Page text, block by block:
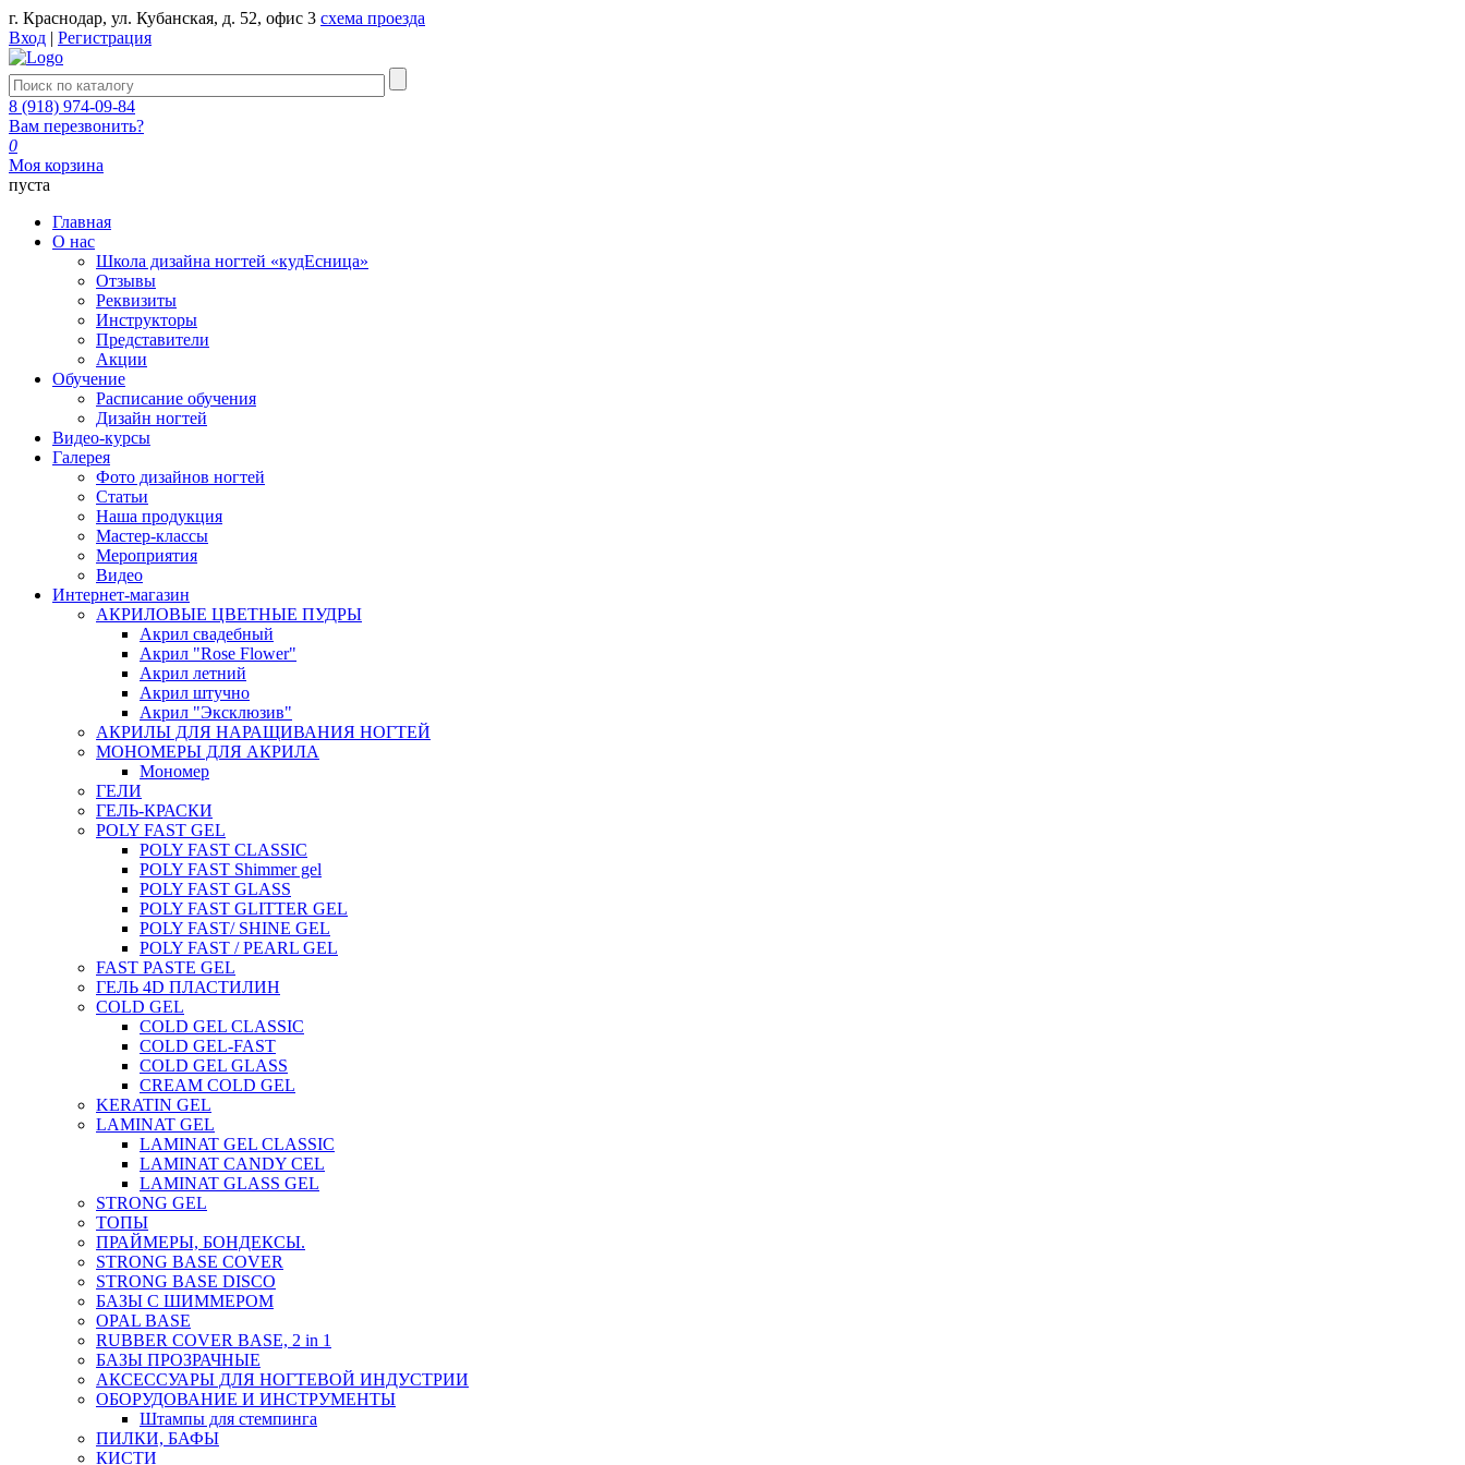
г. Краснодар, ул. Кубанская, д. 52, офис 3 схема проезда
Вход | Регистрация
8 (918) 974-09-84
Вам перезвонить?
0
Моя корзина
пуста
Главная
О нас
Школа дизайна ногтей «кудЕсница»
Отзывы
Реквизиты
Инструкторы
Представители
Акции
Обучение
Расписание обучения
Дизайн ногтей
Видео-курсы
Галерея
Фото дизайнов ногтей
Статьи
Наша продукция
Мастер-классы
Мероприятия
Видео
Интернет-магазин
АКРИЛОВЫЕ ЦВЕТНЫЕ ПУДРЫ
Акрил свадебный
Акрил "Rose Flower"
Акрил летний
Акрил штучно
Акрил "Эксклюзив"
АКРИЛЫ ДЛЯ НАРАЩИВАНИЯ НОГТЕЙ
МОНОМЕРЫ ДЛЯ АКРИЛА
Мономер
ГЕЛИ
ГЕЛЬ-КРАСКИ
POLY FAST GEL
POLY FAST CLASSIC
POLY FAST Shimmer gel
POLY FAST GLASS
POLY FAST GLITTER GEL
POLY FAST/ SHINE GEL
POLY FAST / PEARL GEL
FAST PASTE GEL
ГЕЛЬ 4D ПЛАСТИЛИН
COLD GEL
COLD GEL CLASSIC
COLD GEL-FAST
COLD GEL GLASS
CREAM COLD GEL
KERATIN GEL
LAMINAT GEL
LAMINAT GEL CLASSIС
LAMINAT CANDY CEL
LAMINAT GLASS GEL
STRONG GEL
ТОПЫ
ПРАЙМЕРЫ, БОНДЕКСЫ.
STRONG BASE COVER
STRONG BASE DISCO
БАЗЫ С ШИММЕРОМ
OPAL BASE
RUBBER COVER BASE, 2 in 1
БАЗЫ ПРОЗРАЧНЫЕ
АКСЕССУАРЫ ДЛЯ НОГТЕВОЙ ИНДУСТРИИ
ОБОРУДОВАНИЕ И ИНСТРУМЕНТЫ
Штампы для стемпинга
ПИЛКИ, БАФЫ
КИСТИ